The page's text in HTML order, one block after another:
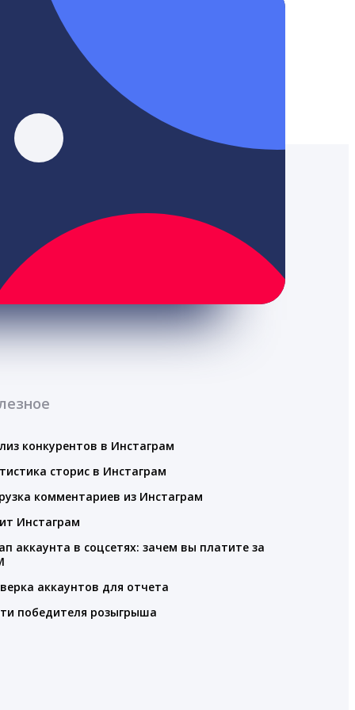
конкурентов в Инстаграм
сторис в Инстаграм
комментариев из Инстаграм
Инстаграм
аккаунта в соцсетях: зачем вы платите за
аккаунтов для отчета
победителя розыгрыша